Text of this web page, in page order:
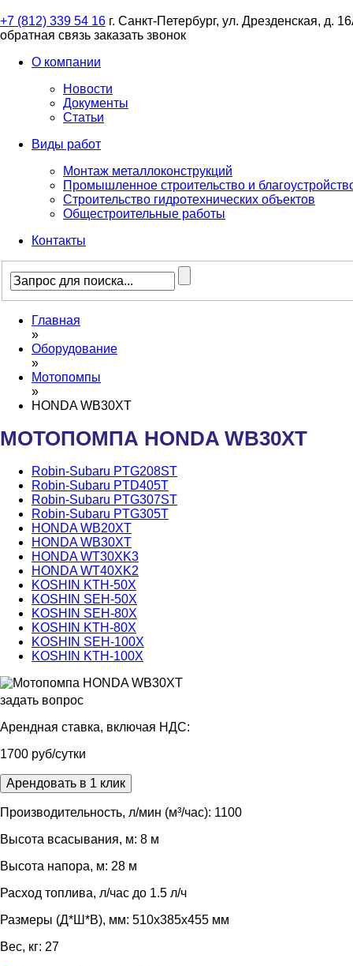
+7 (812) 339 54 16 г. Санкт-Петербург, ул. Дрезденская, д.
обратная связь заказать звонок
О компании
Новости
Документы
Статьи
Виды работ
Монтаж металлоконструкций
Промышленное строительство и
Строительство гидротехнических объектов
Общестроительные работы
Контакты
Главная
»
Оборудование
»
Мотопомпы
»
HONDA WB30XT
МОТОПОМПА HONDA WB30XT
Robin-Subaru PTG208ST
Robin-Subaru PTD405T
Robin-Subaru PTG307ST
Robin-Subaru PTG305T
HONDA WB20XT
HONDA WB30XT
HONDA WT30XK3
HONDA WT40XK2
KOSHIN KTH-50X
KOSHIN SEH-50X
KOSHIN SEH-80X
KOSHIN KTH-80X
KOSHIN SEH-100X
KOSHIN KTH-100X
задать вопрос
Арендная ставка, включая НДС:
1700 руб/сутки
Арендовать в 1 клик
Производительность, л/мин (м³/час): 1100
Высота всасывания, м: 8 м
Высота напора, м: 28 м
Расход топлива, л/час до 1.5 л/ч
Размеры (Д*Ш*В), мм: 510х385х455 мм
Вес, кг: 27